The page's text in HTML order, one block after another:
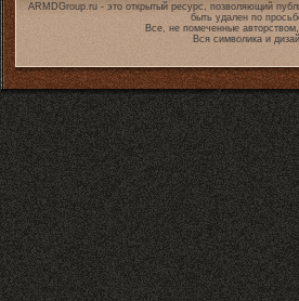
ARMDGroup.ru - это открытый ресурс, позволяющий
быть удален по
Все, не помеченные
Вся символика и